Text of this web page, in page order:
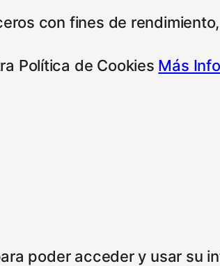
con fines de
Política de Cookies Más
poder acceder y usar su